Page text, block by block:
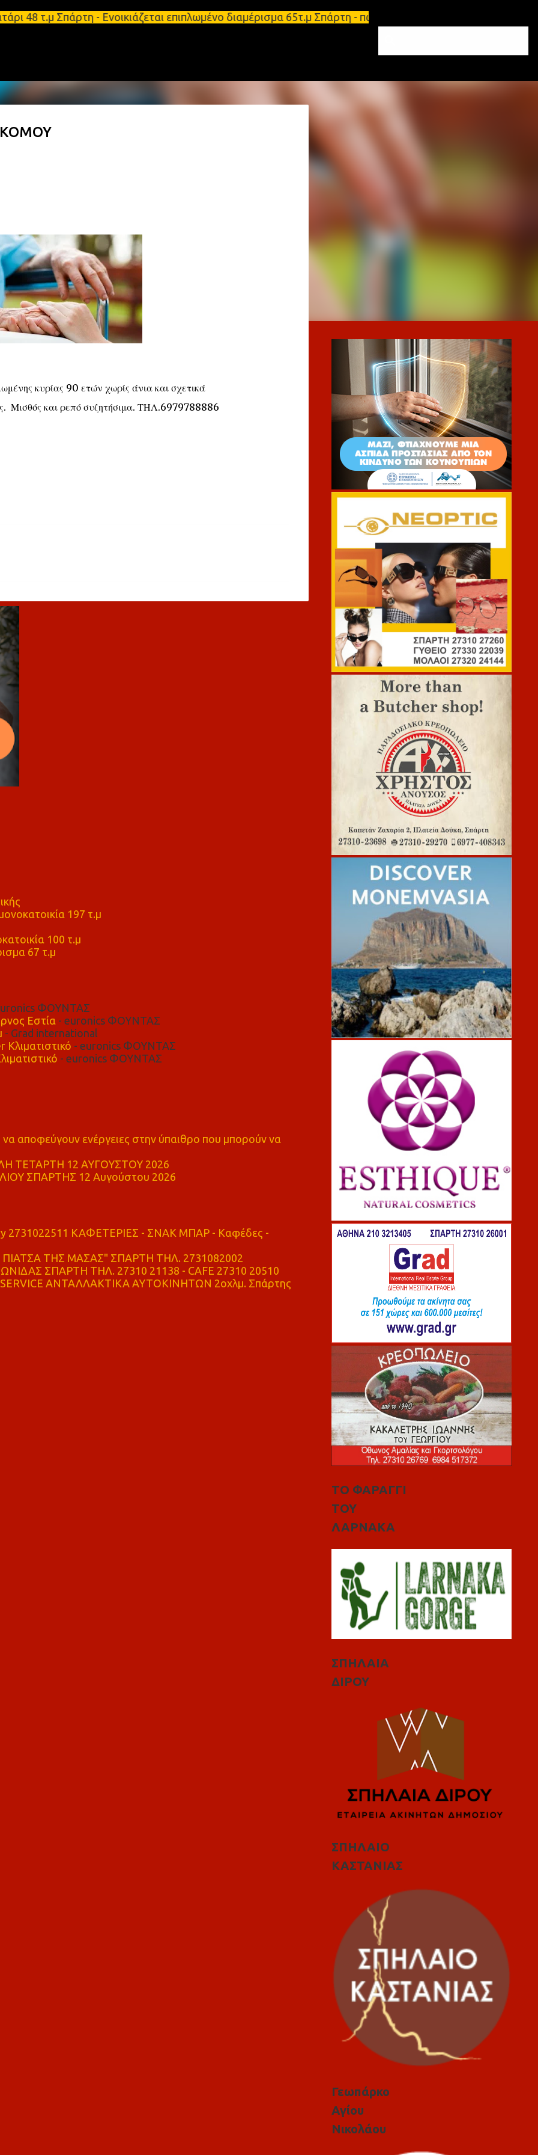
Μετάβαση στο κύριο περιεχόμενο
Σπάρτη - Ενοικιάζεται επιπλωμένο διαμέρισμα 65τ.μ Σπάρτη - πωλείται τριάρι
κυρίας 90 ετών χωρίς άνια και σχετικά
Μισθός και ρεπό συζητήσιμα. ΤΗΛ.6979788886
197 τ.μ
100 τ.μ
67 τ.μ
ΦΟΥΝΤΑΣ
Εστία - euronics ΦΟΥΝΤΑΣ
- Grad international
- euronics ΦΟΥΝΤΑΣ
- euronics ΦΟΥΝΤΑΣ
αποφεύγουν ενέργειες στην ύπαιθρο που μπορούν να
ΤΕΤΑΡΤΗ 12 ΑΥΓΟΥΣΤΟΥ 2026
ΣΠΑΡΤΗΣ 12 Αυγούστου 2026
2731022511 ΚΑΦΕΤΕΡΙΕΣ - ΣΝΑΚ ΜΠΑΡ - Καφέδες -
ΤΗΣ ΜΑΣΑΣ" ΣΠΑΡΤΗ ΤΗΛ. 2731082002
ΣΠΑΡΤΗ ΤΗΛ. 27310 21138 - CAFE 27310 20510
ΑΝΤΑΛΛΑΚΤΙΚΑ ΑΥΤΟΚΙΝΗΤΩΝ 2οχλμ. Σπάρτης
ΤΟ ΦΑΡΑΓΓΙ
ΤΟΥ
ΛΑΡΝΑΚΑ
ΣΠΗΛΑΙΑ
ΔΙΡΟΥ
ΣΠΗΛΑΙΟ
ΚΑΣΤΑΝΙΑΣ
Γεωπάρκο
Αγίου
Νικολάου